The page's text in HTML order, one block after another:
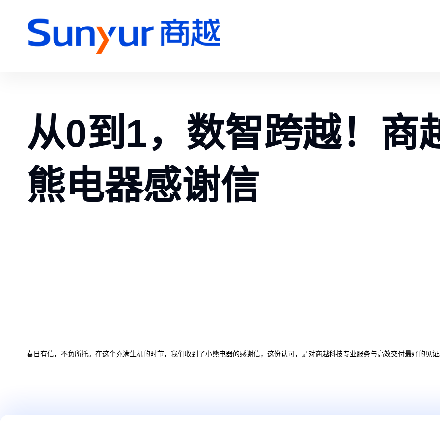
从0到1，数智跨越！商
熊电器感谢信
春日有信，不负所托。在这个充满生机的时节，我们收到了小熊电器的感谢信，这份认可，是对商越科技专业服务与高效交付最好的见